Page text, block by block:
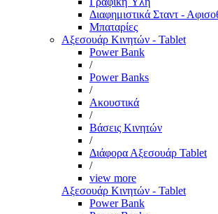
Διαφημιστικά Σταντ -
Μπαταρίες
Αξεσουάρ Κινητών - Tablet
Power Bank
/
Power Banks
/
Ακουστικά
/
Βάσεις Κινητών
/
Διάφορα Αξεσουάρ Tablet
/
view more
Αξεσουάρ Κινητών - Tablet
Power Bank